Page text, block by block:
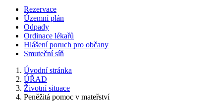
Rezervace
Územní plán
Odpady
Ordinace lékařů
Hlášení poruch pro občany
Smuteční síň
Úvodní stránka
ÚŘAD
Životní situace
Peněžitá pomoc v mateřství